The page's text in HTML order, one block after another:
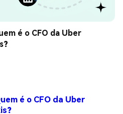
é o CFO da Uber
é o CFO da Uber